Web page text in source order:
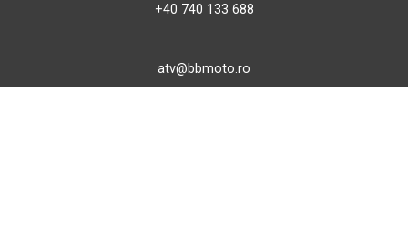
+40 740 133 688
atv@bbmoto.ro